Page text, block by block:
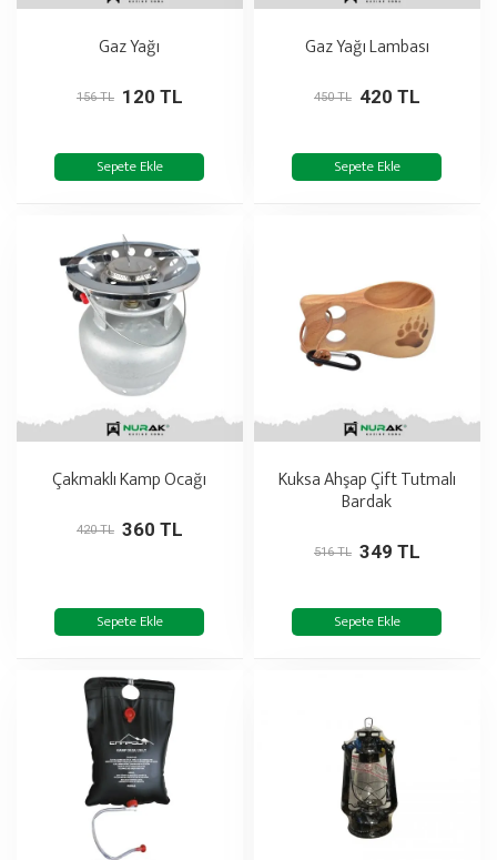
Gaz Yağı
120 TL
156 TL
Sepete Ekle
Gaz Yağı Lambası
420 TL
450 TL
Sepete Ekle
Çakmaklı Kamp Ocağı
360 TL
420 TL
Sepete Ekle
Kuksa Ahşap Çift Tutmalı
Bardak
349 TL
516 TL
Sepete Ekle